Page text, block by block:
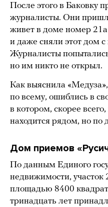
После этого в Баковку
журналисты. Они
живет в доме номер
и даже сняли этот дом с
Журналисты
но им никто не открыл.
Как выяснила
по всему, ошиблись в
в котором, скорее
находится рядом, но по
Дом приемов
По данным Единого
недвижимости, участок
площадью 8400
тринадцать лет